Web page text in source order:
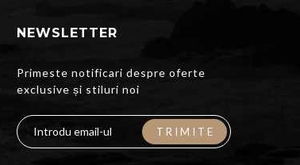
NEWSLETTER
Primeste notificari despre oferte
exclusive și stiluri noi
TRIMITE